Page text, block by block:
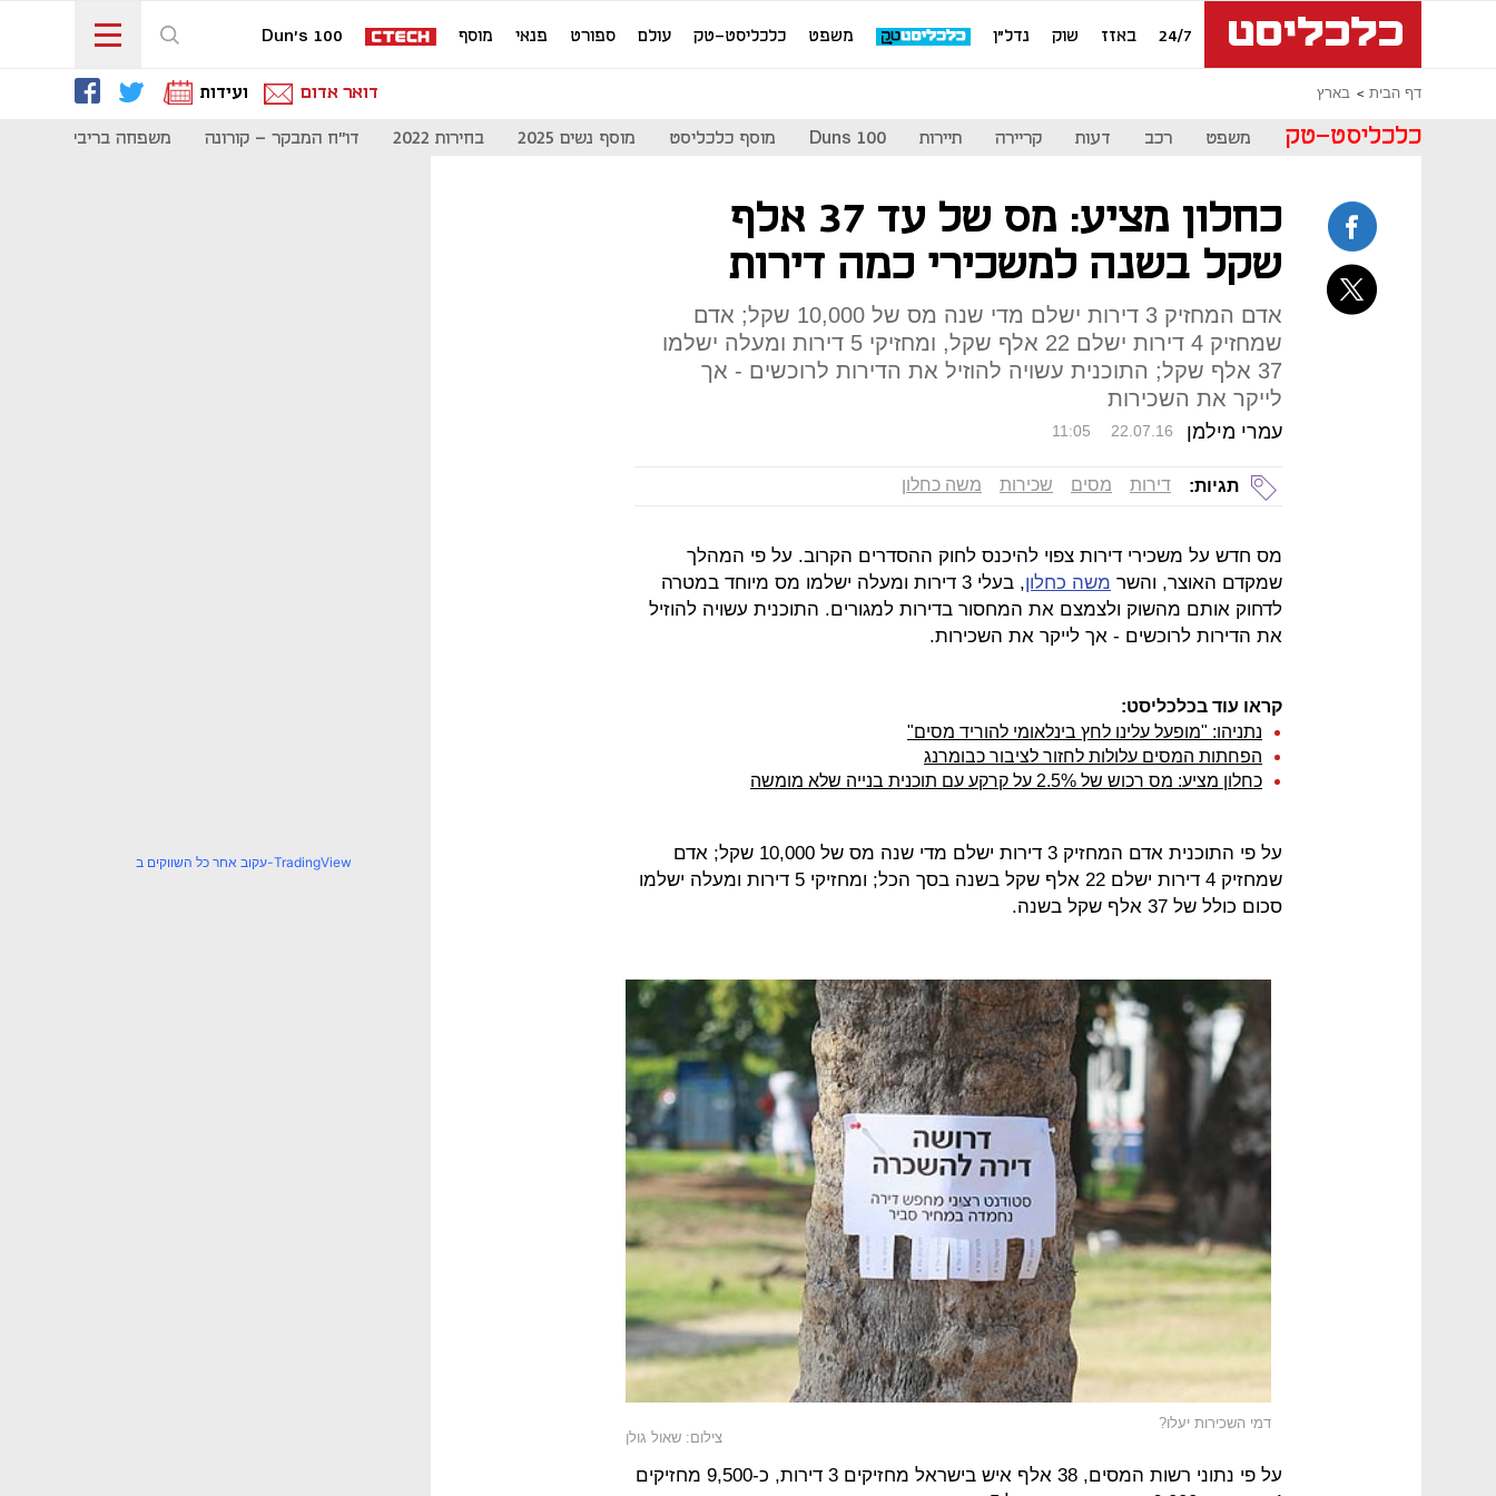
24/7 באזז שוק נדל"ן משפט כלכליסט-טק עולם ספורט פנאי מוסף Dun's 100
דף הבית בארץ דואר אדום ועידות
כלכליסט-טק משפט רכב דעות קריירה תיירות Duns 100 מוסף כלכליסט מוסף נשים 2025 בחירות 2022 דו"ח המבקר - קורונה משפחה בריבית דריבית
כחלון מציע: מס של עד 37 אלף
שקל בשנה למשכירי כמה דירות
אדם המחזיק 3 דירות ישלם מדי שנה מס של 10,000 שקל; אדם
שמחזיק 4 דירות ישלם 22 אלף שקל, ומחזיקי 5 דירות ומעלה ישלמו
37 אלף שקל; התוכנית עשויה להוזיל את הדירות לרוכשים - אך
לייקר את השכירות
עמרי מילמן 11:05 22.07.16
תגיות: דירות מסים שכירות משה כחלון
מס חדש על משכירי דירות צפוי להיכנס לחוק ההסדרים הקרוב. על פי המהלך
שמקדם האוצר, והשר משה כחלון
, בעלי 3 דירות ומעלה ישלמו מס מיוחד במטרה
לדחוק אותם מהשוק ולצמצם את המחסור בדירות למגורים. התוכנית עשויה להוזיל
את הדירות לרוכשים - אך לייקר את השכירות.
קראו עוד בכלכליסט:
נתניהו: "מופעל עלינו לחץ בינלאומי להוריד מסים"
הפחתות המסים עלולות לחזור לציבור כבומרנג
כחלון מציע: מס רכוש של 2.5% על קרקע עם תוכנית בנייה שלא מומשה
על פי התוכנית אדם המחזיק 3 דירות ישלם מדי שנה מס של 10,000 שקל; אדם
שמחזיק 4 דירות ישלם 22 אלף שקל בשנה בסך הכל; ומחזיקי 5 דירות ומעלה ישלמו
סכום כולל של 37 אלף שקל בשנה.
דמי השכירות יעלו?
צילום: שאול גולן
על פי נתוני רשות המסים, 38 אלף איש בישראל מחזיקים 3 דירות, כ-9,500 מחזיקים
עקוב אחר כל השווקים ב-TradingView